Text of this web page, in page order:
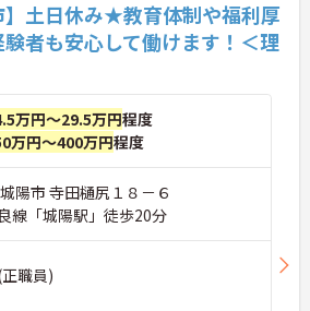
】土日休み★教育体制や福利厚
者も安心して働けます！＜理
万円～29.5万円程度
万円～400万円程度
陽市 寺田樋尻１８－６
線「城陽駅」徒歩20分
職員)